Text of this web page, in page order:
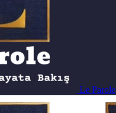
Le Parole